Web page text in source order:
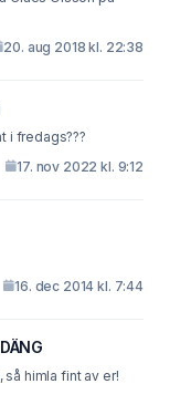
20. aug 2018 kl. 22:38
i fredags???
17. nov 2022 kl. 9:12
16. dec 2014 kl. 7:44
så himla fint av er!